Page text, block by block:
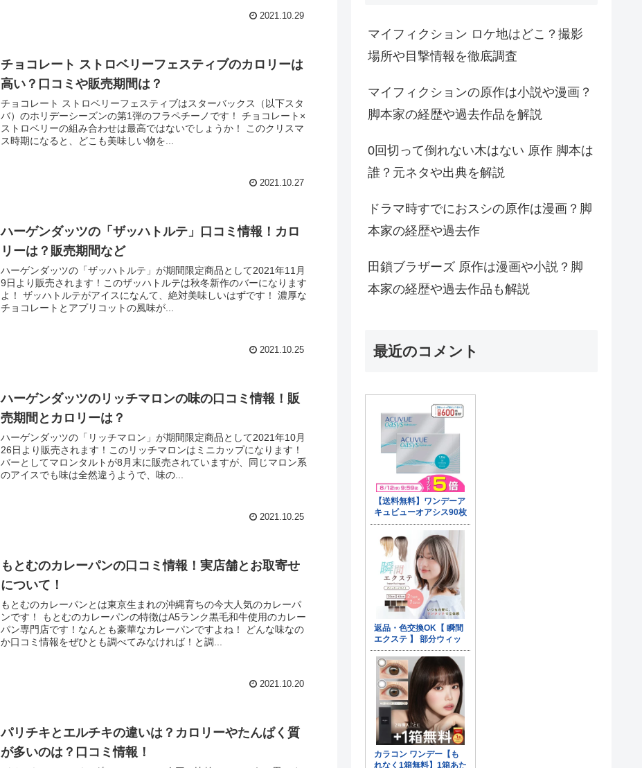
2021.10.29
チョコレート ストロベリーフェスティブのカロリーは
高い？口コミや販売期間は？
チョコレート ストロベリーフェスティブはスターバックス（以下スタ
バ）のホリデーシーズンの第1弾のフラペチーノです！ チョコレート×
ストロベリーの組み合わせは最高ではないでしょうか！ このクリスマ
ス時期になると、どこも美味しい物を...
2021.10.27
ハーゲンダッツの「ザッハトルテ」口コミ情報！カロ
リーは？販売期間など
ハーゲンダッツの「ザッハトルテ」が期間限定商品として2021年11月
9日より販売されます！このザッハトルテは秋冬新作のバーになります
よ！ ザッハトルテがアイスになんて、絶対美味しいはずです！ 濃厚な
チョコレートとアプリコットの風味が...
2021.10.25
ハーゲンダッツのリッチマロンの味の口コミ情報！販
売期間とカロリーは？
ハーゲンダッツの「リッチマロン」が期間限定商品として2021年10月
26日より販売されます！このリッチマロンはミニカップになります！
バーとしてマロンタルトが8月末に販売されていますが、同じマロン系
のアイスでも味は全然違うようで、味の...
2021.10.25
もとむのカレーパンの口コミ情報！実店舗とお取寄せ
について！
もとむのカレーパンとは東京生まれの沖縄育ちの今大人気のカレーパ
ンです！ もとむのカレーパンの特徴はA5ランク黒毛和牛使用のカレー
パン専門店です！なんとも豪華なカレーパンですよね！ どんな味なの
か口コミ情報をぜひとも調べてみなければ！と調...
2021.10.20
パリチキとエルチキの違いは？カロリーやたんぱく質
が多いのは？口コミ情報！
マイフィクション ロケ地はどこ？撮影
場所や目撃情報を徹底調査
マイフィクションの原作は小説や漫画？
脚本家の経歴や過去作品を解説
0回切って倒れない木はない 原作 脚本は
誰？元ネタや出典を解説
ドラマ時すでにおスシの原作は漫画？脚
本家の経歴や過去作
田鎖ブラザーズ 原作は漫画や小説？脚
本家の経歴や過去作品も解説
最近のコメント